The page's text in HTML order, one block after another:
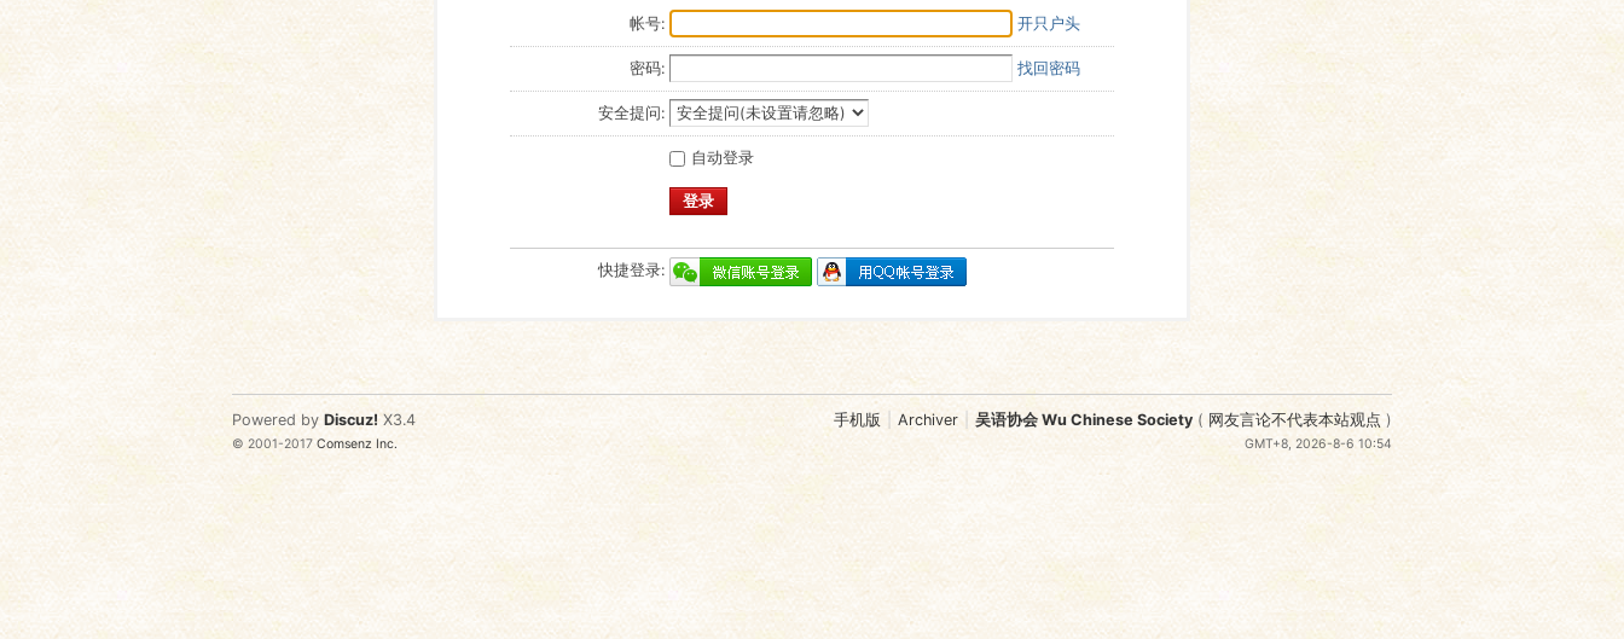
帐号: 开只户头
密码: 找回密码
安全提问:
自动登录
登录
快捷登录:
手机版 Archiver 吴语协会 Wu Chinese Society ( 网友言论不代表本站观点 )
GMT+8, 2026-8-6 10:54
Powered by Discuz! X3.4
© 2001-2017Comsenz Inc.